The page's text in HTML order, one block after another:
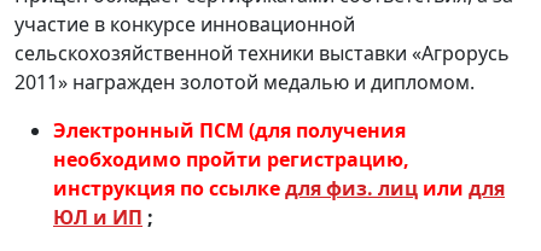
участие в конкурсе инновационной
сельскохозяйственной техники выставки «Агрорусь
2011» награжден золотой медалью и дипломом.
Электронный ПСМ (для получения
необходимо пройти регистрацию,
инструкция по ссылкедля физ. лиц или для
ЮЛ и ИП ;